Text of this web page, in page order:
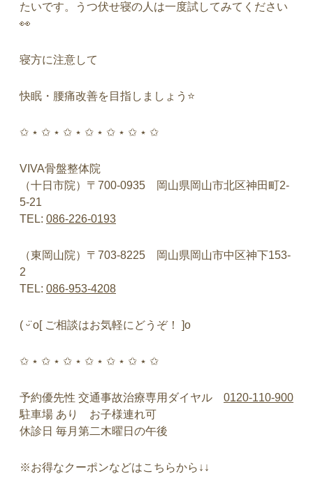
たいです。うつ伏せ寝の人は一度試してみてください
👀
寝方に注意して
快眠・腰痛改善を目指しましょう ⭐️
✩ ⋆ ✩ ⋆ ✩ ⋆ ✩ ⋆ ✩ ⋆ ✩ ⋆ ✩
VIVA骨盤整体院
（十日市院）〒700-0935 岡山県岡山市北区神田町2-
5-21
TEL: 086-226-0193
（東岡山院）〒703-8225 岡山県岡山市中区神下153-
2
TEL: 086-953-4208
( ᵕ̈ o[ ご相談はお気軽にどうぞ！ ]o
✩ ⋆ ✩ ⋆ ✩ ⋆ ✩ ⋆ ✩ ⋆ ✩ ⋆ ✩
予約優先性 交通事故治療専用ダイヤル 0120-110-900
駐車場 あり お子様連れ可
休診日 毎月第二木曜日の午後
※お得なクーポンなどはこちらから↓↓